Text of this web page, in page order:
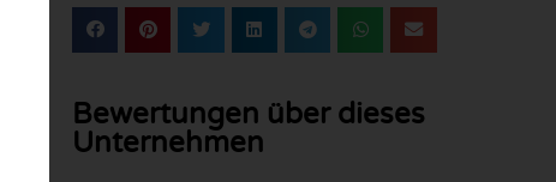
Bewertungen über dieses
Unternehmen